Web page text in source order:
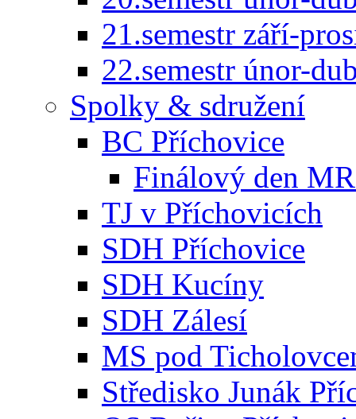
21.semestr září-
22.semestr únor-
Spolky & sdružení
BC Příchovice
Finálový den
TJ v Příchovicích
SDH Příchovice
SDH Kucíny
SDH Zálesí
MS pod
Středisko Junák